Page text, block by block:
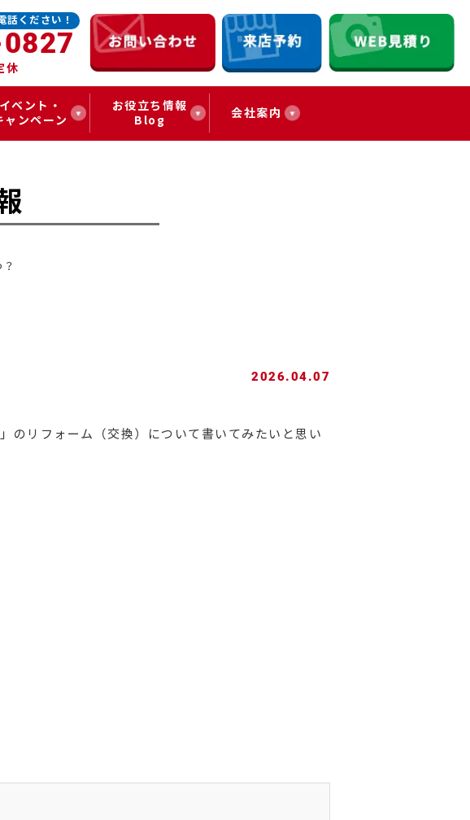
話ください！
休
イベント・
ャンペーン
お役立ち情報
Blog
会社案内
2026.04.07
のリフォーム（交換）について書いてみたいと思い